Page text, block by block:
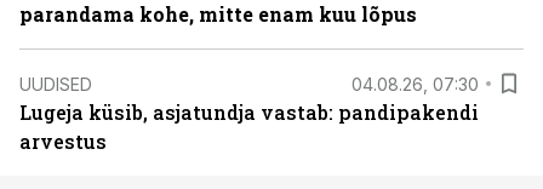
parandama kohe, mitte enam kuu lõpus
UUDISED 04.08.26, 07:30
Lugeja küsib, asjatundja vastab: pandipakendi
arvestus